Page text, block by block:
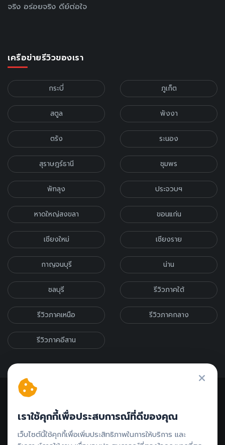
จริง อร่อยจริง ดีย์ต่อใจ
เครือข่ายรีวิวของเรา
กระบี่ ภูเก็ต
สตูล พังงา
ตรัง ระนอง
สุราษฎร์ธานี ชุมพร
พัทลุง ประจวบฯ
หาดใหญ่สงขลา ขอนแก่น
เชียงใหม่ เชียงราย
กาญจนบุรี น่าน
ชลบุรี รีวิวภาคใต้
รีวิวภาคเหนือ รีวิวภาคกลาง
รีวิวภาคอีสาน
ติดต่อรีวิว // ลงโฆษณา
เราใช้คุกกี้เพื่อประสบการณ์ที่ดีของคุณ
เว็บไซต์นี้ใช้คุกกี้เพื่อเพิ่มประสิทธิภาพในการให้บริการ และ